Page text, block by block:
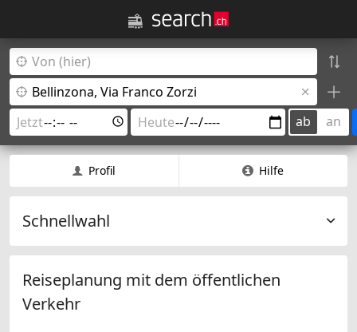
ab an
Profil Hilfe
Schnellwahl
Reiseplanung mit dem öffentlichen
Verkehr